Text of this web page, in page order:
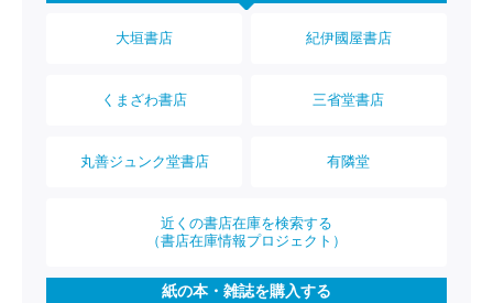
大垣書店 紀伊國屋書店
くまざわ書店 三省堂書店
丸善ジュンク堂書店 有隣堂
近くの書店在庫を検索する
（書店在庫情報プロジェクト）
紙の本・雑誌を購入する